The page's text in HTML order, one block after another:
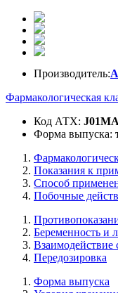
Производитель:
Фармакологическая
Код АТХ:
Форма выпуска:
Показания к
Способ
Побочные
Беременность и
Взаимодействие
Передозировка
Форма выпуска